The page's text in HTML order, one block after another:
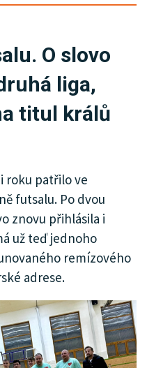
O slovo
liga,
titul králů
roku patřilo ve
futsalu. Po dvou
znovu přihlásila i
už teď jednoho
remízového
adrese.